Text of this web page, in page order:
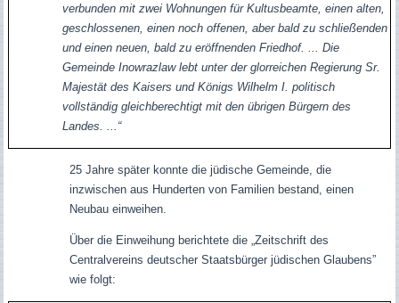
verbunden mit zwei Wohnungen für Kultusbeamte, einen alten,
geschlossenen, einen noch offenen, aber bald zu schließenden
und einen neuen, bald zu eröffnenden Friedhof. ... Die
Gemeinde Inowrazlaw lebt unter der glorreichen Regierung Sr.
Majestät des Kaisers und Königs Wilhelm I. politisch
vollständig gleichberechtigt mit den übrigen Bürgern des
Landes. ...“
25 Jahre später konnte die jüdische Gemeinde, die
inzwischen aus Hunderten von Familien bestand, einen
Neubau einweihen.
Über die Einweihung berichtete die „Zeitschrift des
Centralvereins deutscher Staatsbürger jüdischen Glaubens”
wie folgt: